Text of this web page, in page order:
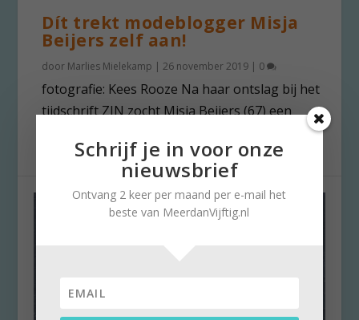
Dít trekt modeblogger Misja
Beijers zelf aan!
door Marlies Mielekamp |26 november 2019 | 0
fotografie: Kees Rooze Na haar ontslag bij het
tijdschrift ZIN zocht Misja Beijers (67) een
Schrijf je in voor onze
nieuwsbrief
Ontvang 2 keer per maand per e-mail het
beste van MeerdanVijftig.nl